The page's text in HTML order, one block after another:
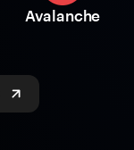
Avalanche